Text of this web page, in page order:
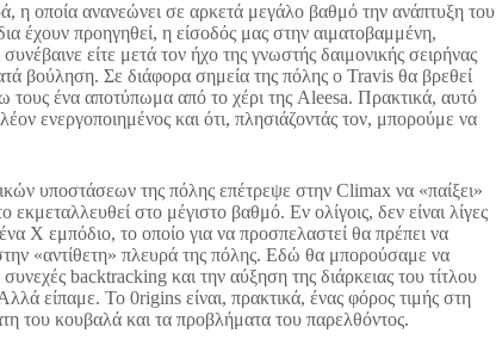
η οποία ανανεώνει σε αρκετά μεγάλο βαθμό την ανάπτυξη του
έχουν προηγηθεί, η είσοδός μας στην αιματοβαμμένη,
είτε μετά τον ήχο της γνωστής δαιμονικής σειρήνας
βούληση. Σε διάφορα σημεία της πόλης ο Travis θα βρεθεί
τους ένα αποτύπωμα από το χέρι της Aleesa. Πρακτικά, αυτό
ενεργοποιημένος και ότι, πλησιάζοντάς τον, μπορούμε να
υποστάσεων της πόλης επέτρεψε στην Climax να «παίξει»
εκμεταλλευθεί στο μέγιστο βαθμό. Εν ολίγοις, δεν είναι λίγες
Χ εμπόδιο, το οποίο για να προσπελαστεί θα πρέπει να
«αντίθετη» πλευρά της πόλης. Εδώ θα μπορούσαμε να
backtracking και την αύξηση της διάρκειας του τίτλου
είπαμε. Το 0rigins είναι, πρακτικά, ένας φόρος τιμής στη
του κουβαλά και τα προβλήματα του παρελθόντος.